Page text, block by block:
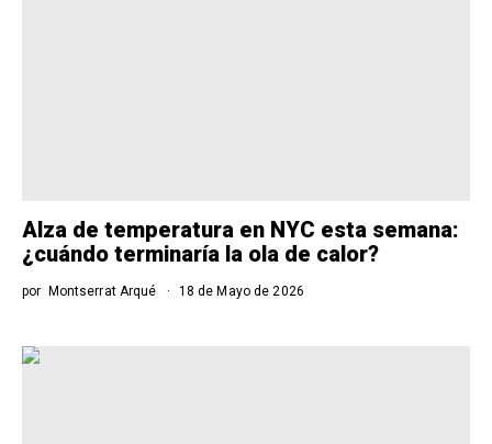
Alza de temperatura en NYC esta semana:
¿cuándo terminaría la ola de calor?
por Montserrat Arqué 18 de Mayo de 2026